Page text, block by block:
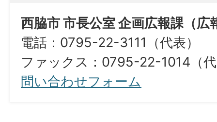
西脇市 市長公室 企画広報課（広
電話：0795-22-3111（代表）
ファックス：0795-22-1014（
問い合わせフォーム